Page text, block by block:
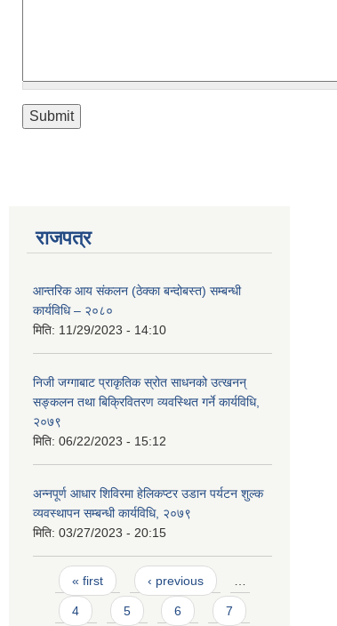
राजपत्र
आन्तरिक आय संकलन (ठेक्का बन्दोबस्त) सम्बन्धी
कार्यविधि – २०८०
मिति: 11/29/2023 - 14:10
निजी जग्गाबाट प्राकृतिक स्रोत साधनको उत्खनन्
सङ्कलन तथा बिक्रिवितरण व्यवस्थित गर्ने कार्यविधि,
२०७९
मिति: 06/22/2023 - 15:12
अन्नपूर्ण आधार शिविरमा हेलिकप्टर उडान पर्यटन शुल्क
व्यवस्थापन सम्बन्धी कार्यविधि, २०७९
मिति: 03/27/2023 - 20:15
Pages
« first ‹ previous …
4 5 6 7